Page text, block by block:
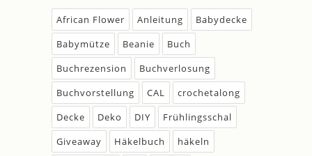
African Flower Anleitung
Babydecke
Babymütze
Beanie
Buch
Buchrezension
Buchverlosung
Buchvorstellung
CAL
crochetalong
Decke
Deko DIY
Frühlingsschal
Giveaway
Häkelbuch
häkeln